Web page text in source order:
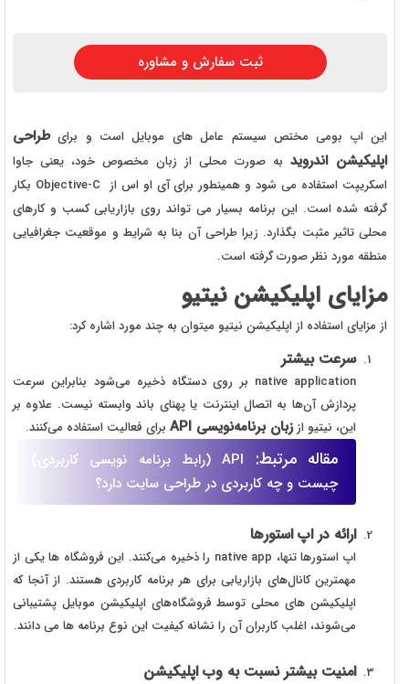
ثبت سفارش و مشاوره
این اپ بومی مختص سیستم عامل های موبایل است و برایطراحی
اپلیکیشن اندروید به صورت محلی از زبان مخصوص خود، یعنی جاوا
اسکریپت استفاده می شود و همینطور برای آی او اس از Objective-C بکار
گرفته شده است. این برنامه بسیار می تواند روی بازاریابی کسب و کارهای
محلی تاثیر مثبت بگذارد. زیرا طراحی آن بنا به شرایط و موقعیت جغرافیایی
منطقه مورد نظر صورت گرفته است.
مزایای اپلیکیشن نیتیو
از مزایای استفاده از اپلیکیشن نیتیو میتوان به چند مورد اشاره کرد:
سرعت بیشتر
native application بر روی دستگاه ذخیره می‌شود بنابراین سرعت
پردازش آن‌ها به اتصال اینترنت یا پهنای باند وابسته نیست. علاوه بر
این، نیتیو اززبان برنامه‌نویسی API برای فعالیت استفاده می‌کنند.
مقاله مرتبط:
API (رابط برنامه نویسی کاربردی)
چیست و چه کاربردی در طراحی سایت دارد؟
ارائه در اپ استورها
اپ استورها تنها، native app را ذخیره می‌کنند. این فروشگاه ها یکی از
مهمترین کانال‌های بازاریابی برای هر برنامه کاربردی هستند. از آنجا که
اپلیکیشن ‌های محلی توسط فروشگاه‌های اپلیکیشن موبایل پشتیبانی
می‌شوند، اغلب کاربران آن را نشانه کیفیت این نوع برنامه ها می دانند.
امنیت بیشتر نسبت به وب اپلیکیشن